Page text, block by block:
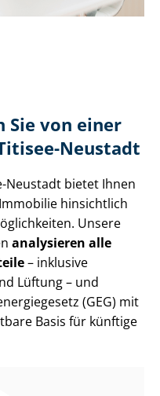
von einer
Neustadt
Neustadt bietet Ihnen
hinsichtlich
Unsere
analysieren alle
– inklusive
Lüftung – und
(GEG) mit
Basis für künftige